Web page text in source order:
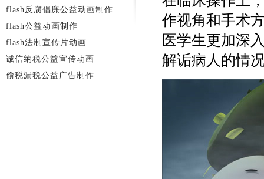
作视角和手术
医学生更加深
解诟病人的情
flash反腐倡廉公益动画制作
flash公益动画制作
flash法制宣传片动画
诚信纳税公益宣传动画
偷税漏税公益广告制作